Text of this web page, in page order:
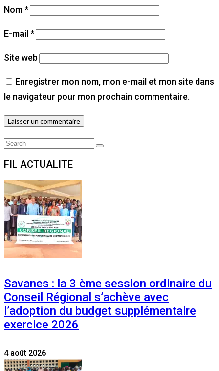
Nom*
E-mail *
Site web
Enregistrer mon nom, mon e-mail et mon site dans
le navigateur pour mon prochain commentaire.
Search
Search
FIL ACTUALITE
Savanes : la 3 ème session ordinaire du
Conseil Régional s’achève avec
l’adoption du budget supplémentaire
exercice 2026
4 août 2026